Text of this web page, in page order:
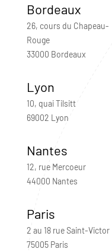
Bordeaux
26, cours du Chapeau-
Rouge
33000 Bordeaux
Lyon
10, quai Tilsitt
69002 Lyon
Nantes
12, rue Mercoeur
44000 Nantes
Paris
2 au 18 rue Saint-Victor
75005 Paris